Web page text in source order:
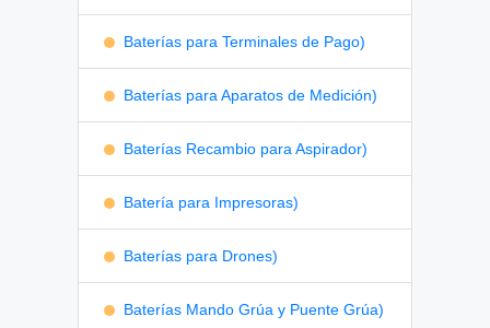
Baterías para Terminales de Pago)
Baterías para Aparatos de Medición)
Baterías Recambio para Aspirador)
Batería para Impresoras)
Baterías para Drones)
Baterías Mando Grúa y Puente Grúa)